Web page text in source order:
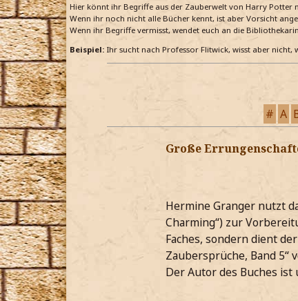
Hier könnt ihr Begriffe aus der Zauberwelt von Harry Potter
Wenn ihr noch nicht alle Bücher kennt, ist aber Vorsicht
Wenn ihr Begriffe vermisst, wendet euch an die
Beispiel: Ihr sucht nach Professor Flitwick, wisst aber nicht,
# A
Große
Hermine Granger nutzt
Charming“) zur
Faches, sondern dient
Zaubersprüche, Band 5“
Der Autor des Buches ist